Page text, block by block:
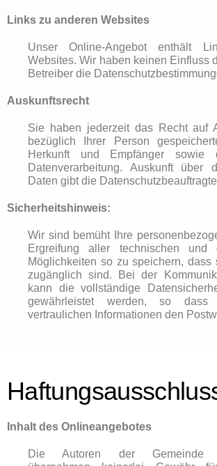
Links zu anderen Websites
Unser Online-Angebot enthält
Websites. Wir haben keinen Einfluss
Betreiber die
Auskunftsrecht
Sie haben jederzeit das Recht auf
bezüglich Ihrer Person
Herkunft und Empfänger
Datenverarbeitung. Auskunft über
Daten gibt die Datenschutzbeauftragte
Sicherheitshinweis:
Wir sind bemüht Ihre
Ergreifung aller technischen und
Möglichkeiten so zu speichern, dass
zugänglich sind. Bei der
kann die vollständige
gewährleistet werden, so
vertraulichen Informationen den
Inhalt des Onlineangebotes
Die Autoren der Gemeinde